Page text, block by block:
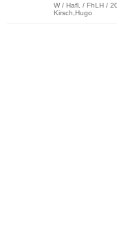
W / Hafl. / FhLH /
Kirsch,Hugo